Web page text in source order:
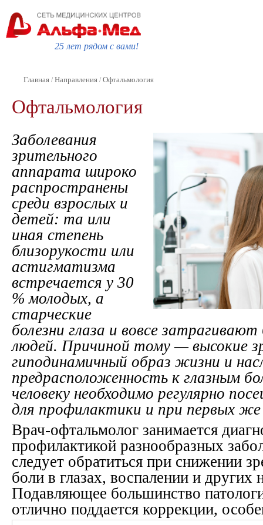
25 лет рядом с вами!
Главная / Направления / Офтальмология
Офтальмология
Заболевания
зрительного
аппарата широко
распространены
среди взрослых и
детей: та или
иная степень
близорукости или
астигматизма
встречается у 30
% молодых, а
старческие
болезни глаза и вовсе
людей. Причиной тому — высокие
гиподинамичный образ жизни и
предрасположенность к глазным
человеку необходимо регулярно
для профилактики и при первых
Врач-офтальмолог занимается
профилактикой разнообразных
следует обратиться при снижении
боли в глазах, воспалении и
Подавляющее большинство
отлично поддается коррекции,